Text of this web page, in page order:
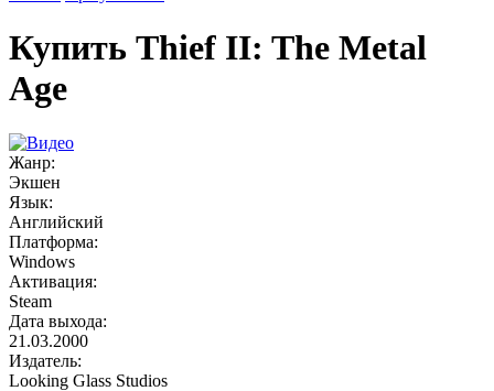
Купить Thief II: The Metal
Age
Жанр:
Экшен
Язык:
Английский
Платформа:
Windows
Активация:
Steam
Дата выхода:
21.03.2000
Издатель:
Looking Glass Studios